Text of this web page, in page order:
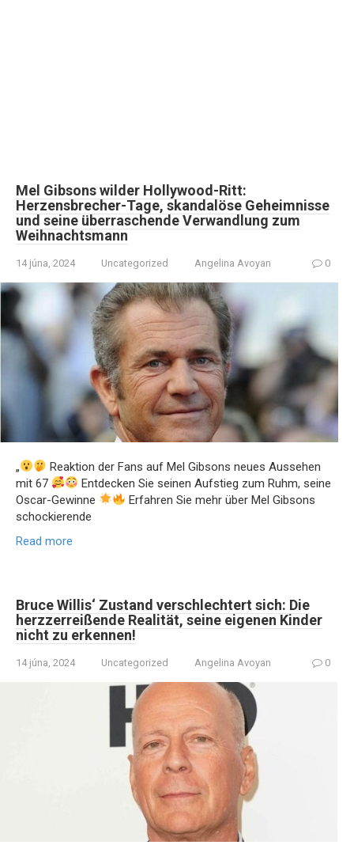
Mel Gibsons wilder Hollywood-Ritt:
Herzensbrecher-Tage, skandalöse Geheimnisse
und seine überraschende Verwandlung zum
Weihnachtsmann
14 júna, 2024 Uncategorized Angelina Avoyan 0
„
Reaktion der Fans auf Mel Gibsons neues Aussehen
mit 67
Entdecken Sie seinen Aufstieg zum Ruhm, seine
Oscar-Gewinne
Erfahren Sie mehr über Mel Gibsons
schockierende
Read more
Bruce Willis‘ Zustand verschlechtert sich: Die
herzzerreißende Realität, seine eigenen Kinder
nicht zu erkennen!
14 júna, 2024 Uncategorized Angelina Avoyan 0